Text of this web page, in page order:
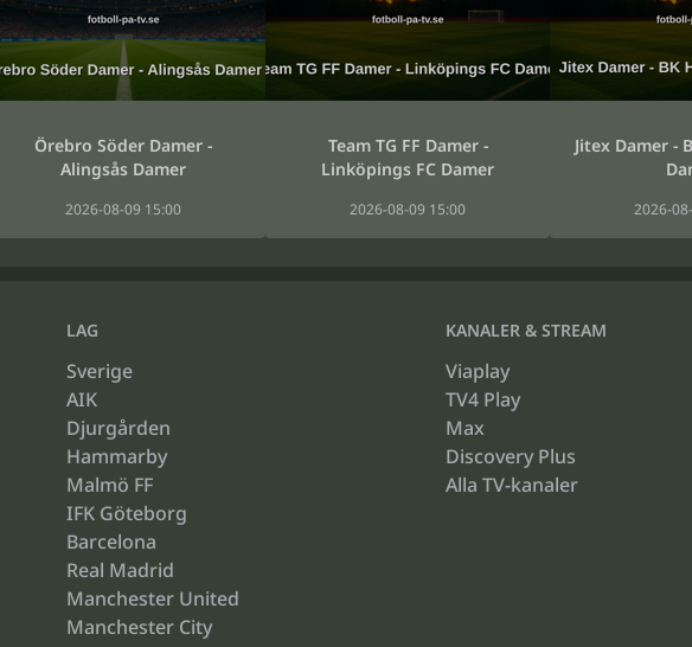
Örebro Söder Damer -
Alingsås Damer
2026-08-09 15:00
Team TG FF Damer -
Linköpings FC Damer
2026-08-09 15:00
Jitex Damer -
2026-
LAG
Sverige
AIK
Djurgården
Hammarby
Malmö FF
IFK Göteborg
Barcelona
Real Madrid
Manchester United
Manchester City
KANALER & STREAM
Viaplay
TV4 Play
Max
Discovery Plus
Alla TV-kanaler